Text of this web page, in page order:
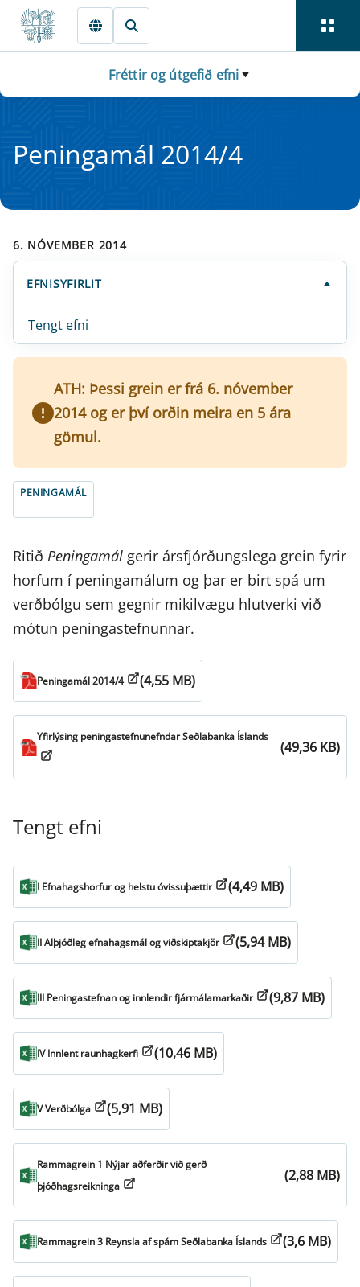
Fara beint í Meginmál
Fréttir og útgefið efni
Pen­in­ga­mál 2014/4
6. NÓVEMBER 2014
EFNISYFIRLIT
Tengt efni
ATH: Þessi grein er frá 6. nóvember
2014 og er því orðin meira en 5 ára
gömul.
PENINGAMÁL
Ritið Peningamál gerir ársfjórðungslega grein fyrir
horfum í peningamálum og þar er birt spá um
verðbólgu sem gegnir mikilvægu hlutverki við
mótun peningastefnunnar.
Peningamál 2014/4 (4,55 MB)
Yfirlýsing peningastefnunefndar Seðlabanka Íslands
(49,36 KB)
Tengt efni
I Efnahagshorfur og helstu óvissuþættir (4,49 MB)
II Alþjóðleg efnahagsmál og viðskiptakjör (5,94 MB)
III Peningastefnan og innlendir fjármálamarkaðir (9,87 MB)
IV Innlent raunhagkerfi (10,46 MB)
V Verðbólga (5,91 MB)
Rammagrein 1 Nýjar aðferðir við gerð
þjóðhagsreikninga
(2,88 MB)
Rammagrein 3 Reynsla af spám Seðlabanka Íslands (3,6 MB)